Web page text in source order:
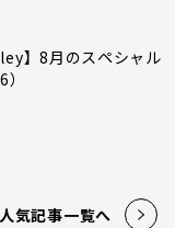
】8月のスペシャル
人気記事一覧へ